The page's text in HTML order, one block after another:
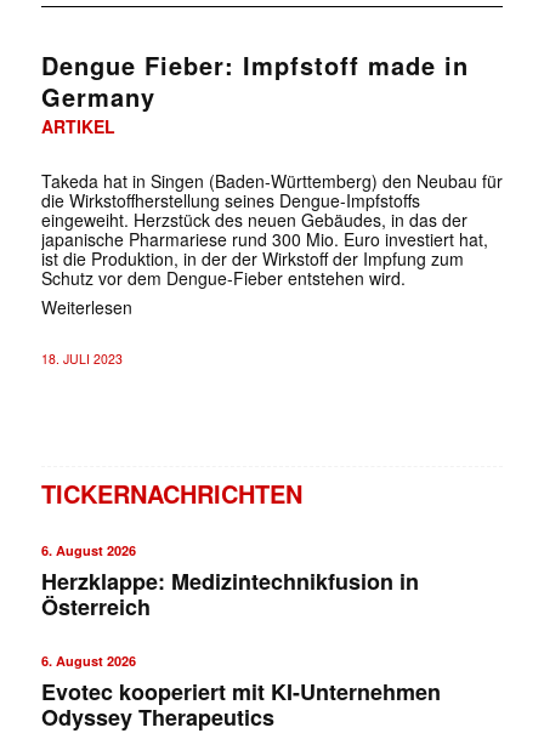
Dengue Fieber: Impfstoff made in
Germany
ARTIKEL
Takeda hat in Singen (Baden-Württemberg) den Neubau für
die Wirkstoffherstellung seines Dengue-Impfstoffs
eingeweiht. Herzstück des neuen Gebäudes, in das der
japanische Pharmariese rund 300 Mio. Euro investiert hat,
ist die Produktion, in der der Wirkstoff der Impfung zum
Schutz vor dem Dengue-Fieber entstehen wird.
Weiterlesen
18. JULI 2023
TICKERNACHRICHTEN
6. August 2026
Herzklappe: Medizintechnikfusion in
Österreich
6. August 2026
Evotec kooperiert mit KI-Unternehmen
Odyssey Therapeutics